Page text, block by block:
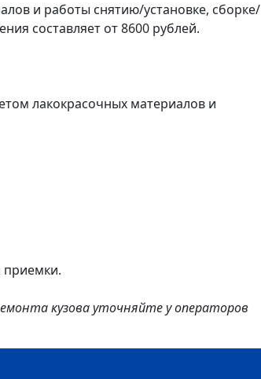
и работы снятию/установке, сборке/
составляет от 8600 рублей.
лакокрасочных материалов и
приемки.
кузова уточняйте у операторов